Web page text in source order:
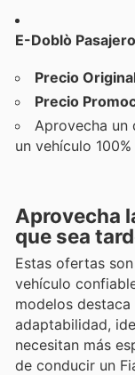
E-Doblò
Precio
Precio
Aprovecha un
un vehículo
Aprovecha
que sea
Estas ofertas
vehículo
modelos destaca
adaptabilidad,
necesitan más
de conducir un